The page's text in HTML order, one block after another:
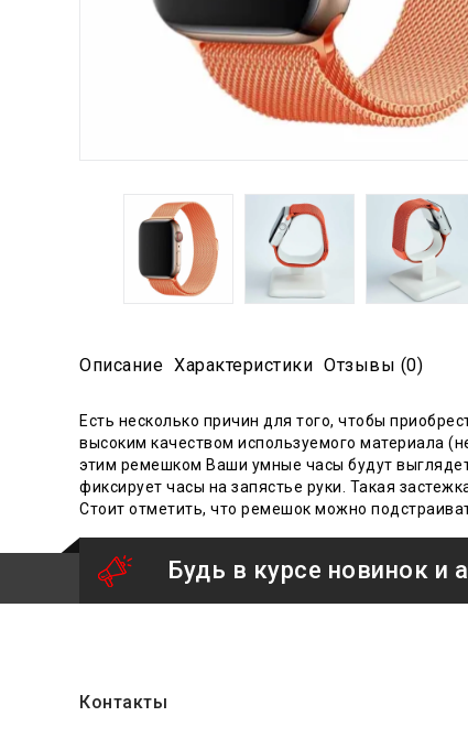
Описание Характеристики Отзывы (0)
Есть несколько причин для того, чтобы
высоким качеством используемого материала
этим ремешком Ваши умные часы будут
фиксирует часы на запястье руки. Такая
Стоит отметить, что ремешок можно
Будь в курсе новинок и
Контакты